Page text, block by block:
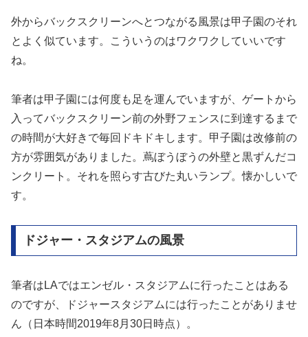
外からバックスクリーンへとつながる風景は甲子園のそれ
とよく似ています。こういうのはワクワクしていいです
ね。
筆者は甲子園には何度も足を運んでいますが、ゲートから
入ってバックスクリーン前の外野フェンスに到達するまで
の時間が大好きで毎回ドキドキします。甲子園は改修前の
方が雰囲気がありました。蔦ぼうぼうの外壁と黒ずんだコ
ンクリート。それを照らす古びた丸いランプ。懐かしいで
す。
ドジャー・スタジアムの風景
筆者はLAではエンゼル・スタジアムに行ったことはある
のですが、ドジャースタジアムには行ったことがありませ
ん（日本時間2019年8月30日時点）。